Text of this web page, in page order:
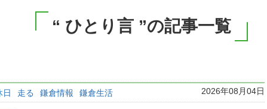
“ ひとり言 ”の記事一覧
日 走る 鎌倉情報 鎌倉生活 2026年08月04日